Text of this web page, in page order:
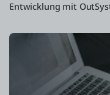
Entwicklung mit